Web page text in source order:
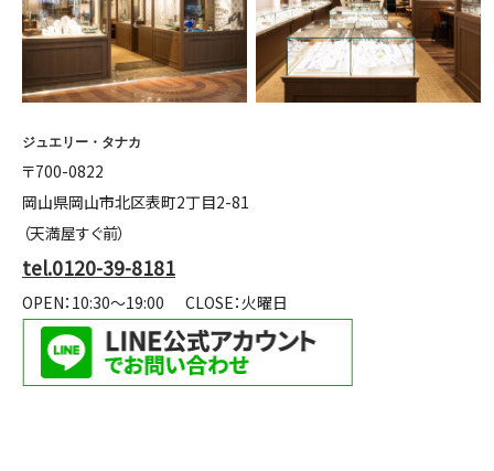
ジュエリー・タナカ
〒700-0822
岡山県岡山市北区表町2丁目2-81
（天満屋すぐ前）
tel.0120-39-8181
OPEN：10:30～19:00 CLOSE：火曜日